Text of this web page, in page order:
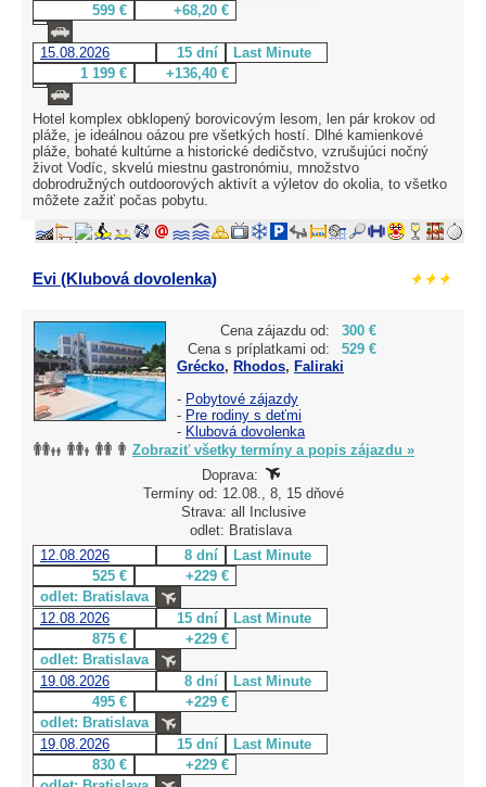
599 €
+68,20 €
15.08.2026 15 dní
Last Minute
1 199 €
+136,40 €
Hotel komplex obklopený borovicovým lesom, len pár krokov od
pláže, je ideálnou oázou pre všetkých hostí. Dlhé kamienkové
pláže, bohaté kultúrne a historické dedičstvo, vzrušujúci nočný
život Vodíc, skvelú miestnu gastronómiu, množstvo
dobrodružných outdoorových aktivít a výletov do okolia, to všetko
môžete zažiť počas pobytu.
Evi (Klubová dovolenka)
Cena zájazdu od:
300 €
Cena s príplatkami od:
529 €
Grécko, Rhodos, Faliraki
- Pobytové zájazdy
- Pre rodiny s deťmi
- Klubová dovolenka
Zobraziť všetky termíny a popis zájazdu »
Doprava:
Termíny od: 12.08., 8, 15 dňové
Strava: all Inclusive
odlet: Bratislava
12.08.2026
8 dní
Last Minute
525 €
+229 €
odlet: Bratislava
12.08.2026
15 dní
Last Minute
875 €
+229 €
odlet: Bratislava
19.08.2026
8 dní
Last Minute
495 €
+229 €
odlet: Bratislava
19.08.2026
15 dní
Last Minute
830 €
+229 €